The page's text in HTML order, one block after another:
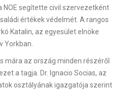
NOE segítette civil szervezetként
értékek védelmét. A rangos
Katalin, az egyesület elnöke
Yorkban.
mára az ország minden részéről
a tagja. Dr. Ignacio Socias, az
osztályának igazgatója szerint